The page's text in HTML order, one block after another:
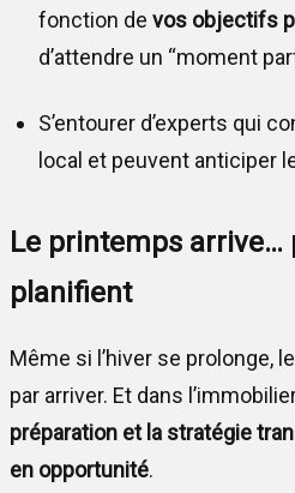
fonction de vos objectifs
d’attendre un “moment
S’entourer d’experts qui
local et peuvent anticiper
Le printemps arrive…
planifient
Même si l’hiver se prolonge,
par arriver. Et dans
préparation et la stratégie
en opportunité.